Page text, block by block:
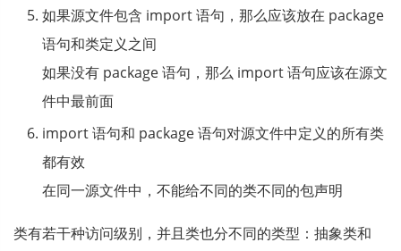
如果源文件包含 import 语句，那么应该放在 package
语句和类定义之间
如果没有 package 语句，那么 import 语句应该在源文
件中最前面
import 语句和 package 语句对源文件中定义的所有类
都有效
在同一源文件中，不能给不同的类不同的包声明
类有若干种访问级别，并且类也分不同的类型：抽象类和